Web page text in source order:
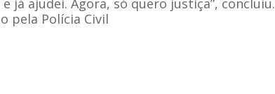
já ajudei. Agora, só quero justiça”, concluiu.
pela Polícia Civil